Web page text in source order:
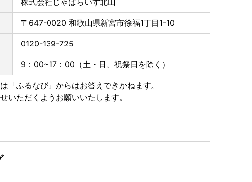
〒647-0020 和歌山県新宮市徐福1丁目1-10
0120-139-725
9：00~17：00（土・日、祝祭日を除く）
「ふるなび」からはお答えできかねます。
いただくようお願いいたします。